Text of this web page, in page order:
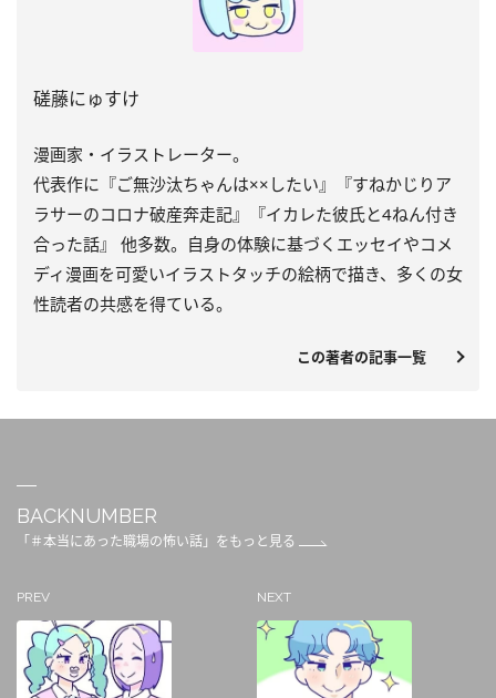
磋藤にゅすけ
漫画家・イラストレーター。
代表作に『ご無沙汰ちゃんは××したい』『すねかじりア
ラサーのコロナ破産奔走記』『イカレた彼氏と4ねん付き
合った話』 他多数。自身の体験に基づくエッセイやコメ
ディ漫画を可愛いイラストタッチの絵柄で描き、多くの女
性読者の共感を得ている。
この著者の記事一覧
BACKNUMBER
「＃本当にあった職場の怖い話」をもっと見る
PREV NEXT